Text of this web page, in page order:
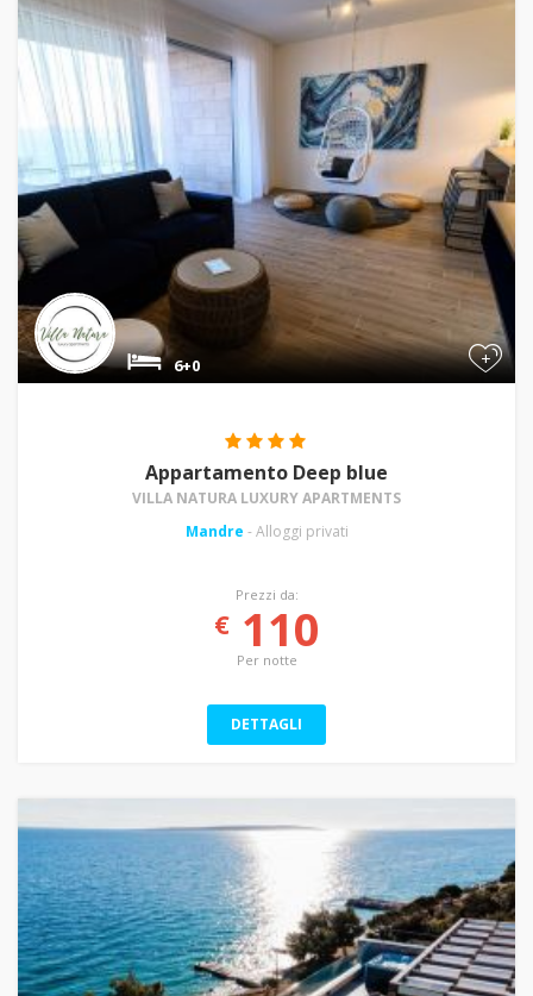
+
6+0
Appartamento Deep blue
VILLA NATURA LUXURY APARTMENTS
Mandre - Alloggi privati
Prezzi da:
€110
Per notte
DETTAGLI